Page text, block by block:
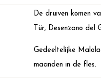
De druiven komen
Tür, Desenzano del
Gedeeltelijke
maanden in de fles.